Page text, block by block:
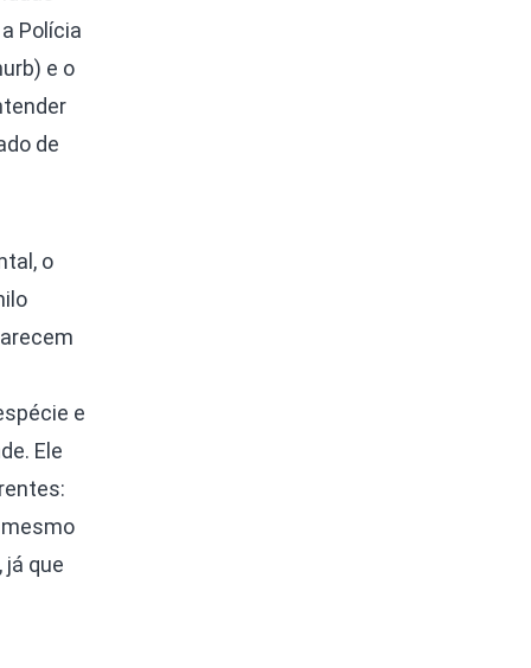
Polícia
e o
de
o
e
Ele
que